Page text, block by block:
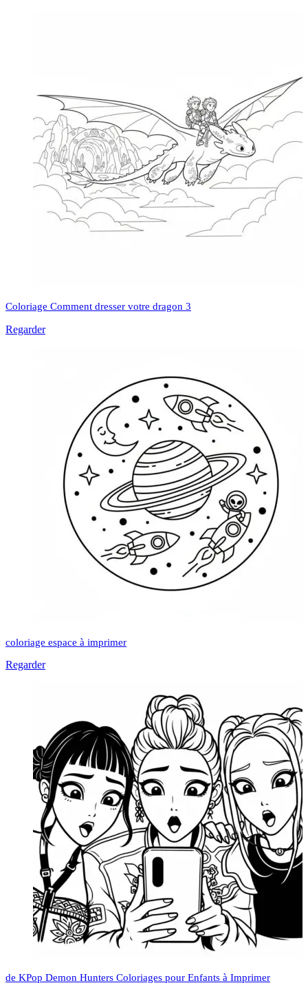
Coloriage Comment dresser votre dragon 3
Regarder
coloriage espace à imprimer
Regarder
de KPop Demon Hunters Coloriages pour Enfants à Imprimer